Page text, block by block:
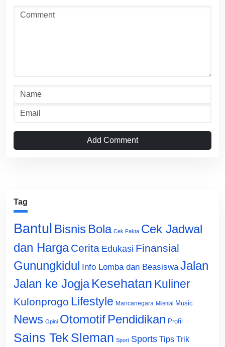
Add Comment
Tag
Bantul Bisnis Bola Cek Fakta Cek Jadwal
dan Harga Cerita Edukasi Finansial
Gunungkidul Info Lomba dan Beasiswa Jalan
Jalan ke Jogja Kesehatan Kuliner
Kulonprogo Lifestyle Mancanegara Milenial Music
News Opini Otomotif Pendidikan Profil
Sains Tek Sleman Sport Sports Tips Trik